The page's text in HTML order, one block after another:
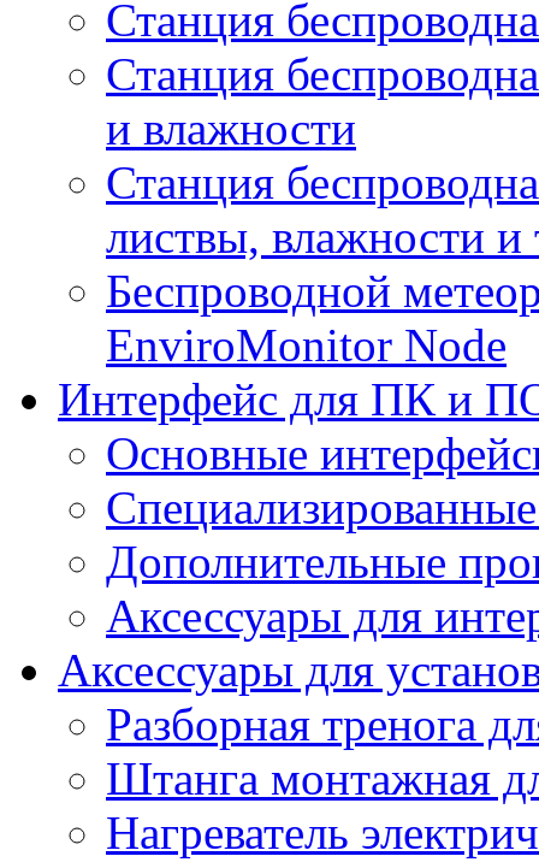
Станция
Станция
и влажности
Станция
листвы, влажности
Беспроводной
EnviroMonitor Node
Интерфейс для ПК и
Основные
Дополнительные
Аксессуары для
Аксессуары для
Разборная тренога
Штанга монтажная
Нагреватель